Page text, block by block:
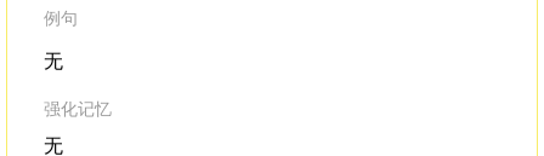
例句
无
强化记忆
无